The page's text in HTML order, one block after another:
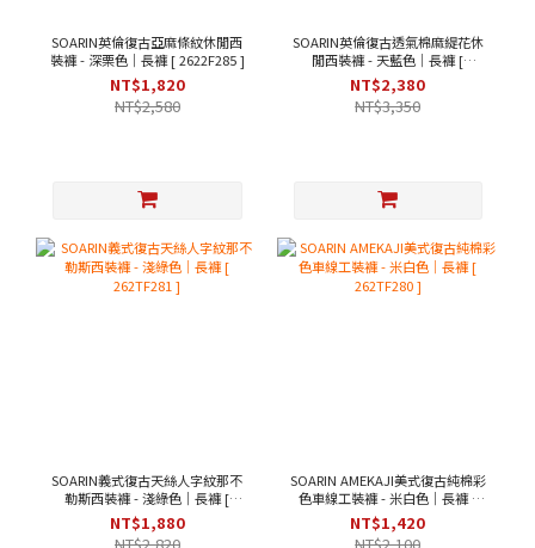
SOARIN英倫復古亞麻條紋休閒西
裝褲 - 深栗色｜長褲 [ 2622F285 ]
NT$1,820
NT$2,580
SOARIN英倫復古透氣棉麻緹花休
閒西裝褲 - 天藍色｜長褲 [
262TF284 ]
NT$2,380
NT$3,350
SOARIN義式復古天絲人字紋那不
勒斯西裝褲 - 淺綠色｜長褲 [
262TF281 ]
NT$1,880
SOARIN AMEKAJI美式復古純棉彩
色車線工裝褲 - 米白色｜長褲 [
262TF280 ]
NT$1,420